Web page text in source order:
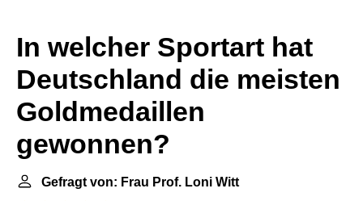
In welcher Sportart hat
Deutschland die meisten
Goldmedaillen
gewonnen?
Gefragt von: Frau Prof. Loni Witt